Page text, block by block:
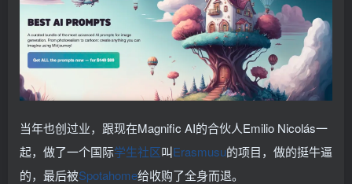
当年也创过业，跟现在Magnific AI的合伙人Emilio Nicolás一
起，做了一个国际学生社区叫Erasmusu的项目，做的挺牛逼
的，最后被Spotahome给收购了全身而退。